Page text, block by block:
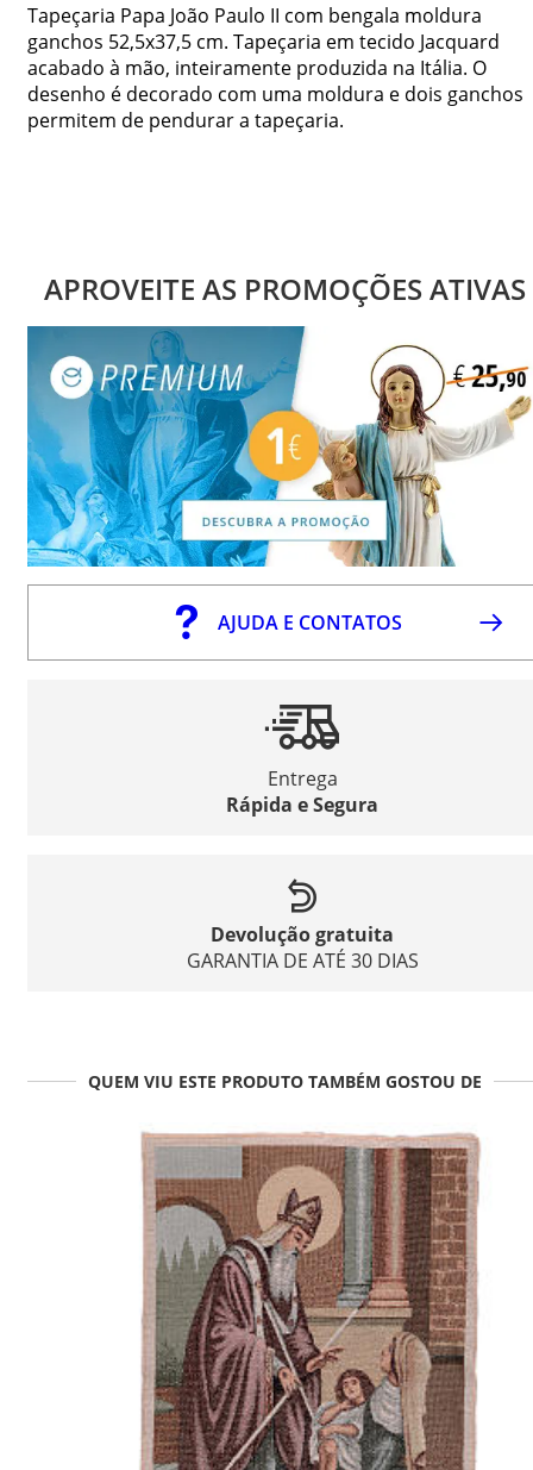
Tapeçaria Papa João Paulo II com bengala moldura
ganchos 52,5x37,5 cm. Tapeçaria em tecido Jacquard
acabado à mão, inteiramente produzida na Itália. O
desenho é decorado com uma moldura e dois ganchos
permitem de pendurar a tapeçaria.
APROVEITE AS PROMOÇÕES ATIVAS
AJUDA E CONTATOS
Entrega
Rápida e Segura
Devolução gratuita
GARANTIA DE ATÉ 30 DIAS
QUEM VIU ESTE PRODUTO TAMBÉM GOSTOU DE